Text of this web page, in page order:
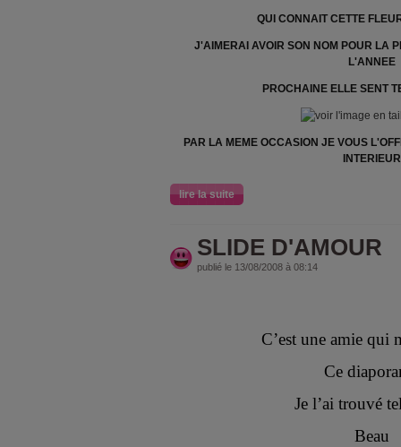
QUI CONNAIT CETTE
J'AIMERAI AVOIR SON NOM POUR LA
L'ANNEE
PROCHAINE ELLE SENT
PAR LA MEME OCCASION JE VOUS
INTERIEUR
lire la suite
SLIDE D'AMOUR
publié le 13/08/2008 à 08:14
C’est une amie qui
Ce
Je l’ai trouvé
Beau